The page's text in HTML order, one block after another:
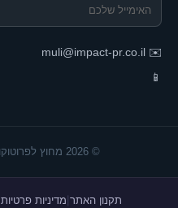
✉️
muli@impact-pr.co.il
📱
© 2026 מחוץ לפרוטוקול | פותח על ידי
תקנון האתר מדיניות פרטיות